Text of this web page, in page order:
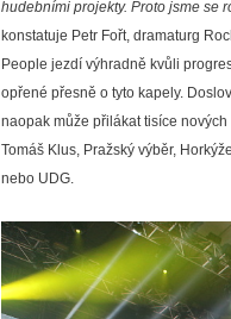
hudebními projekty. Proto jsme se
konstatuje Petr Fořt, dramaturg
People jezdí výhradně kvůli
opřené přesně o tyto kapely.
naopak může přilákat tisíce
Tomáš Klus, Pražský výběr,
nebo UDG.